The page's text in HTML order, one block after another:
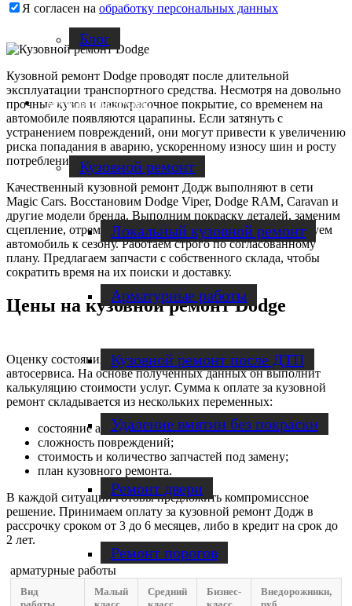
Блог
Услуги по ремонту авто
Кузовной ремонт
Локальный кузовной ремонт
Арматурные работы
Кузовной ремонт после ДТП
Удаление вмятин без покраски
Ремонт двери
Ремонт порогов
Я согласен на обработку персональных данных
Кузовной ремонт Dodge проводят после длительной
эксплуатации транспортного средства. Несмотря на довольно
прочные кузов и лакокрасочное покрытие, со временем на
автомобиле появляются царапины. Если затянуть с
устранением повреждений, они могут привести к увеличению
риска попадания в аварию, ускоренному износу шин и росту
потребления топлива.
Качественный кузовной ремонт Додж выполняют в сети
Magic Cars. Восстановим Dodge Viper, Dodge RAM, Caravan и
другие модели бренда. Выполним покраску деталей, заменим
сцепление, отремонтируем двигатель и подвеску, переобуем
автомобиль к сезону. Работаем строго по согласованному
плану. Предлагаем запчасти с собственного склада, чтобы
сократить время на их поиски и доставку.
Цены на кузовной ремонт Dodge
Оценку состояния транспорта проводит мастер нашего
автосервиса. На основе полученных данных он выполнит
калькуляцию стоимости услуг. Сумма к оплате за кузовной
ремонт складывается из нескольких переменных:
состояние автомобиля;
сложность повреждений;
стоимость и количество запчастей под замену;
план кузовного ремонта.
В каждой ситуации готовы предложить компромиссное
решение. Принимаем оплату за кузовной ремонт Додж в
рассрочку сроком от 3 до 6 месяцев, либо в кредит на срок до
2 лет.
арматурные работы
Вид
Малый
Средний
Бизнес-
Внедорожники,